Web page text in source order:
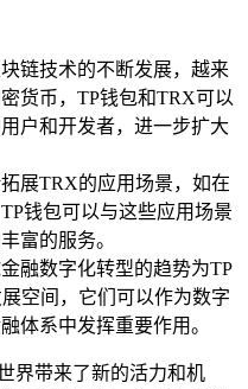
链技术的不断发展，越来
货币，TP钱包和TRX可以
户和开发者，进一步扩大
展TRX的应用场景，如在
钱包可以与这些应用场景
富的服务。
融数字化转型的趋势为TP
空间，它们可以作为数字
体系中发挥重要作用。
界带来了新的活力和机